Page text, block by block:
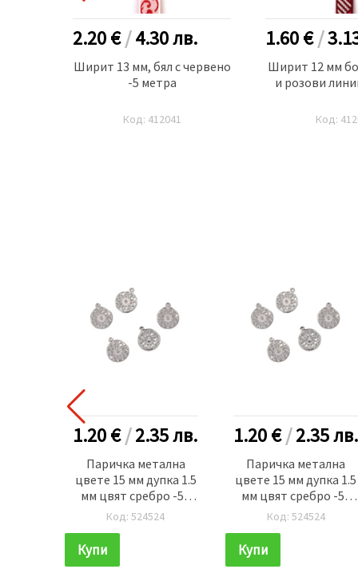
2.20 €/4.30лв.
Ширит 13 мм, бял с червено
-5 метра
Код: 412041
1.60 €/
Ширит 12 мм
и розови
Код:
1.20 €/2.35лв.
Паричка метална
цвете 15 мм дупка 1.5
мм цвят сребро -50
броя
Код: 524524
Купи
1.20 €/2.35лв.
Паричка метална
цвете 15 мм дупка 1.5
мм цвят сребро -50
броя
Код: 524524
Купи